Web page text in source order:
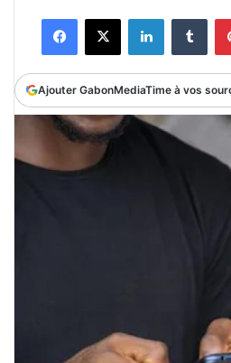
courriel
FacebookX Linkedin
Ajouter GabonMediaTime à vos